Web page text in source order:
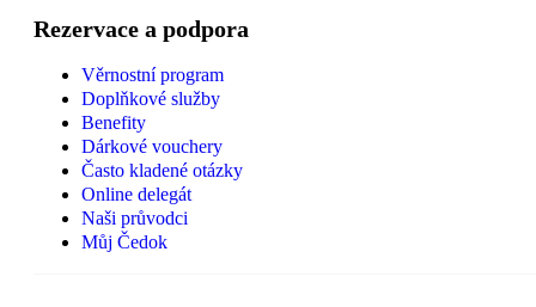
Rezervace a podpora
Věrnostní program
Doplňkové služby
Benefity
Dárkové vouchery
Často kladené otázky
Online delegát
Naši průvodci
Můj Čedok